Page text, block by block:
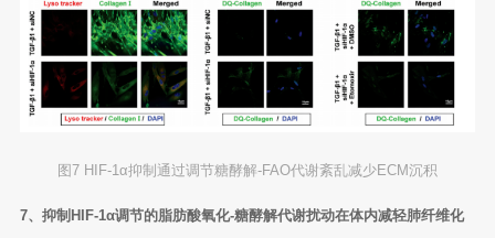
图7 HIF-1α抑制通过调节糖酵解-FAO代谢紊乱减少ECM沉积
7、抑制HIF-1α调节的脂肪酸氧化-糖酵解代谢扰动在体内减轻肺纤维化